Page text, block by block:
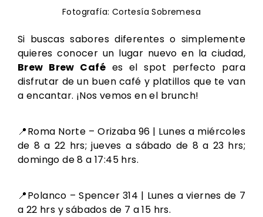
Fotografía: Cortesía Sobremesa
Si buscas sabores diferentes o simplemente
quieres conocer un lugar nuevo en la ciudad,
Brew Brew Café es el spot perfecto para
disfrutar de un buen café y platillos que te van
a encantar. ¡Nos vemos en el brunch!
📍Roma Norte – Orizaba 96 | Lunes a miércoles
de 8 a 22 hrs; jueves a sábado de 8 a 23 hrs;
domingo de 8 a 17:45 hrs.
📍Polanco – Spencer 314 | Lunes a viernes de 7
a 22 hrs y sábados de 7 a 15 hrs.